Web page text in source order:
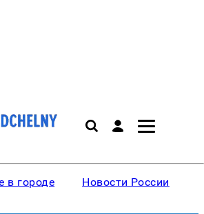
в городе Новости России